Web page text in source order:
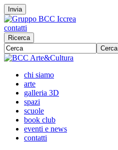
Invia
contatti
Ricerca
Cerca
chi siamo
arte
galleria 3D
spazi
scuole
book club
eventi e news
contatti